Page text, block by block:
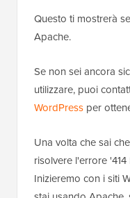
Questo ti mostrerà
Apache.
Se non sei ancora
utilizzare, puoi
WordPress per
Una volta che sai
risolvere l'errore
Inizieremo con i siti